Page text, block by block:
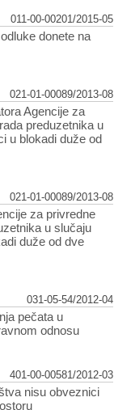
donete na
011-00-00201/2015-05
Agencije za
preduzetnika u
u blokadi duže od
021-01-00089/2013-08
za privredne
u slučaju
duže od dve
021-01-00089/2013-08
pečata u
odnosu
031-05-54/2012-04
nisu obveznici
401-00-00581/2012-03